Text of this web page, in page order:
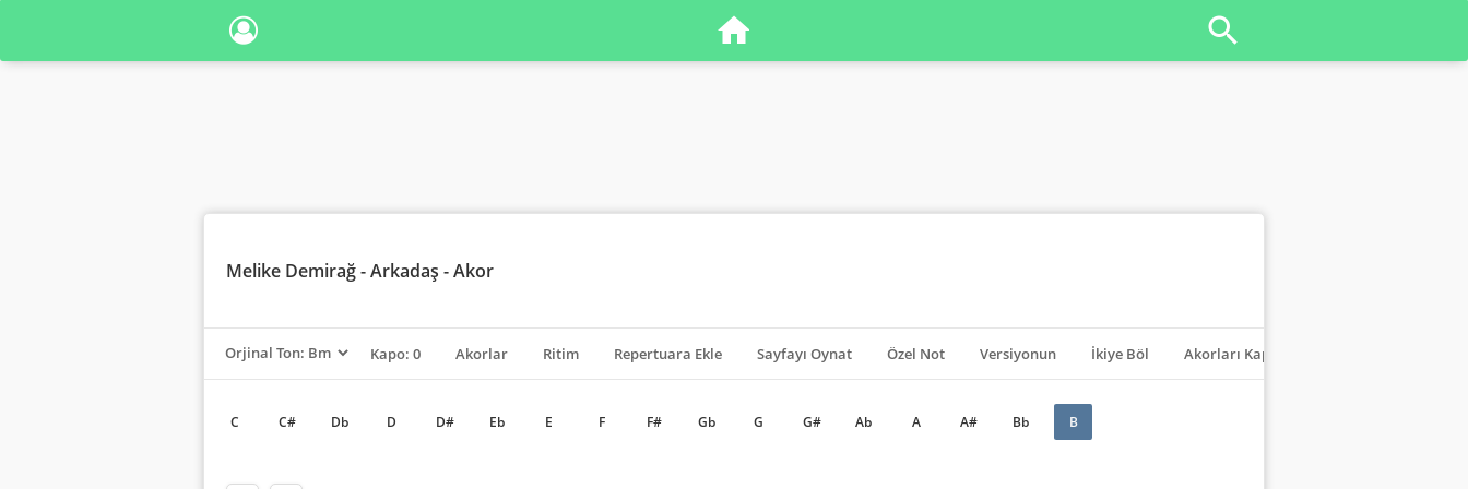
Melike Demirağ- Arkadaş - Akor
Kapo: 0 Akorlar Ritim Repertuara Ekle Sayfayı Oynat Özel Not Versiyonun İkiye Böl Akorları Kapat
C C# Db D D# Eb E F F# Gb G G# Ab A A# Bb B